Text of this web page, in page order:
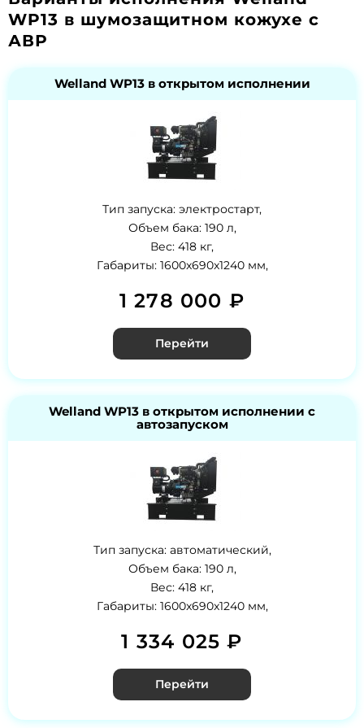
WP13 в шумозащитном кожухе с
АВР
Welland WP13 в открытом исполнении
Тип запуска: электростарт,
Объем бака: 190 л,
Вес: 418 кг,
Габариты: 1600x690x1240 мм,
1 278 000 ₽
Перейти
Welland WP13 в открытом исполнении с
автозапуском
Тип запуска: автоматический,
Объем бака: 190 л,
Вес: 418 кг,
Габариты: 1600x690x1240 мм,
1 334 025 ₽
Перейти